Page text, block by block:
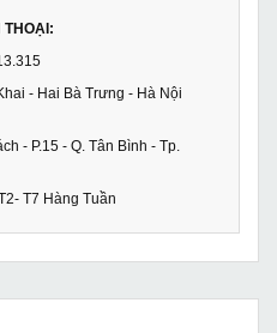
THOẠI:
- Hai Bà Trưng - Hà Nội
- P.15 - Q. Tân Bình - Tp.
T7 Hàng Tuần